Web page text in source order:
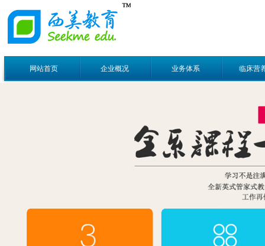
网站首页 企业概况 业务体系 临床营